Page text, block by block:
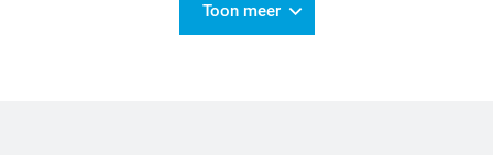
Toon meer